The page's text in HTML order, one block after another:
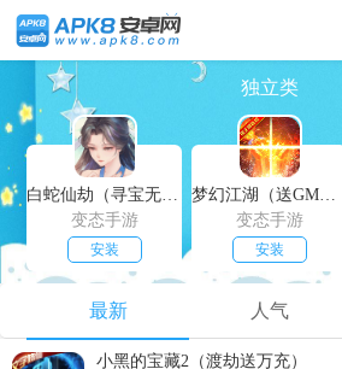
独立类
白蛇仙劫（寻宝无限真充）
变态手游
安装
梦幻江湖（送GM特权）
变态手游
安装
最新 人气
小黑的宝藏2（渡劫送万充）